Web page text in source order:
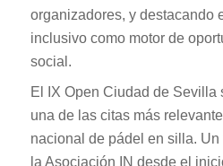
organizadores, y destacando
inclusivo como motor de
social.
El IX Open Ciudad de Sevilla
una de las citas más
nacional de pádel en silla.
la Asociación IN desde el